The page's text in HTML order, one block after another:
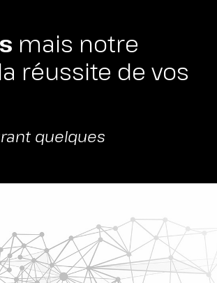
mais notre
la réussite de vos
quelques